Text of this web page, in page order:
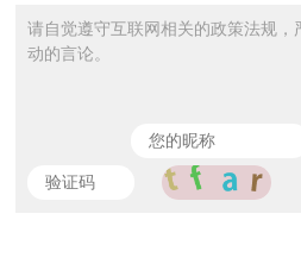
请自觉遵守互联网相关的政策法规
动的言论。